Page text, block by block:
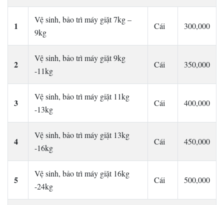
1
Vệ sinh, bảo trì máy giặt 7kg –
9kg
Cái 300,000
2
Vệ sinh, bảo trì máy giặt 9kg
-11kg
Cái 350,000
3
Vệ sinh, bảo trì máy giặt 11kg
-13kg
Cái 400,000
4
Vệ sinh, bảo trì máy giặt 13kg
-16kg
Cái 450,000
5
Vệ sinh, bảo trì máy giặt 16kg
-24kg
Cái 500,000